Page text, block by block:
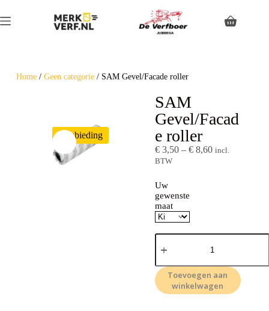
Home/ Geen categorie/ SAM Gevel/Facade roller
Aanbieding
SAM
Gevel/Facad
e roller
€3,50 – €8,60 incl.
BTW
Uw
gewenste
maat
Toevoegen aan
winkelwagen